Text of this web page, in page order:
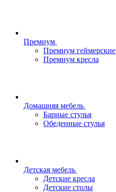
Премиум
Премиум геймерские
Премиум кресла
Домашняя мебель
Барные стулья
Обеденные стулья
Детская мебель
Детские кресла
Детские столы